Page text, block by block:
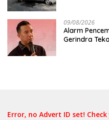
09/08/2026
Alarm
Gerindra
Error, no Advert ID set!